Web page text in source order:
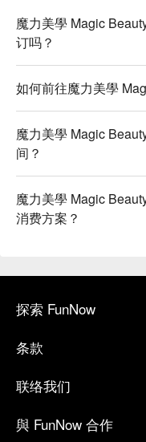
魔力美學 Magic
订吗？
如何前往魔力美學
魔力美學 Magic
间？
魔力美學 Magic
消费方案？
探索 FunNow
条款
联络我们
與 FunNow 合作